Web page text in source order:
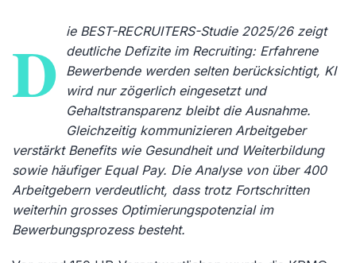
D
ie BEST-RECRUITERS-Studie 2025/26 zeigt
deutliche Defizite im Recruiting: Erfahrene
Bewerbende werden selten berücksichtigt, KI
wird nur zögerlich eingesetzt und
Gehaltstransparenz bleibt die Ausnahme.
Gleichzeitig kommunizieren Arbeitgeber
verstärkt Benefits wie Gesundheit und Weiterbildung
sowie häufiger Equal Pay. Die Analyse von über 400
Arbeitgebern verdeutlicht, dass trotz Fortschritten
weiterhin grosses Optimierungspotenzial im
Bewerbungsprozess besteht.